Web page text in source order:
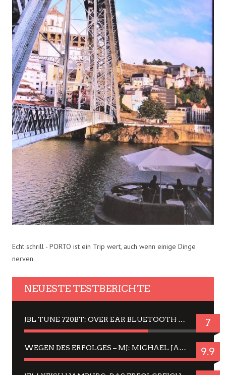
Echt schrill - PORTO ist ein Trip wert, auch wenn einige Dinge
nerven.
NEUESTE TESTBERICHTE
JBL TUNE 720BT: OVER EAR BLUETOOTH KOPFHÖRER UM DIE 50,-€ IM DAUER-TEST 7
WEGEN DES ERFOLGES – MJ: MICHAEL JACKSON MUSICAL IN EINER MATINEE SEHEN 9.9